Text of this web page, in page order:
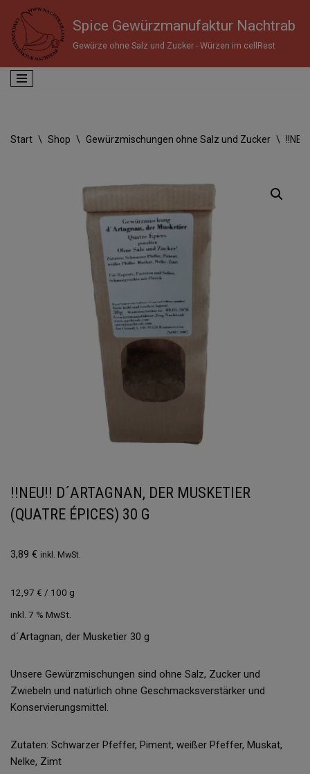
Zum
Inhalt
springen
Spice Gewürzmanufaktur Nachtrab
Gewürze ohne Salz und Zucker - Würzen im cellRest
Start \ Shop \ Gewürzmischungen ohne Salz und Zucker \
!!NEU!! D´ARTAGNAN, DER MUSKETIER
(QUATRE ÉPICES) 30 G
3,89 € inkl. MwSt.
12,97 € / 100 g
inkl. 7 % MwSt.
d´Artagnan, der Musketier 30 g
Unsere Gewürzmischungen sind ohne Salz, Zucker und
Zwiebeln und natürlich ohne Geschmacksverstärker und
Konservierungsmittel.
Zutaten: Schwarzer Pfeffer, Piment, weißer Pfeffer, Muskat,
Nelke, Zimt